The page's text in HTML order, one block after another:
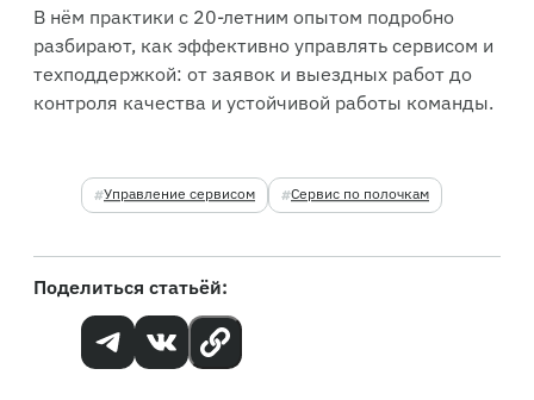
В нём практики с 20-летним опытом подробно
разбирают, как эффективно управлять сервисом и
техподдержкой: от заявок и выездных работ до
контроля качества и устойчивой работы команды.
Управление сервисом Сервис по полочкам
Поделиться статьёй: